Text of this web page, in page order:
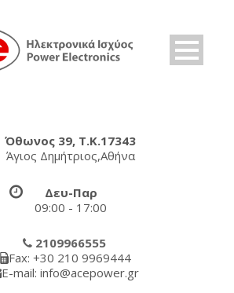
Όθωνος 39, Τ.Κ.17343
Άγιος Δημήτριος,Αθήνα
Δευ-Παρ
09:00 - 17:00
2109966555
Fax: +30 210 9969444
E-mail: info@acepower.gr